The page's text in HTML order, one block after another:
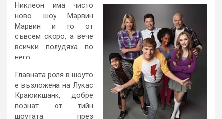
Никлеон има чисто
ново шоу Марвин
Марвин и то от
съвсем скоро, а вече
всички полудяха по
него.
Главната роля в шоуто
е възложена на Лукас
Краюикшанк, добре
познат от тийн
шоутата през